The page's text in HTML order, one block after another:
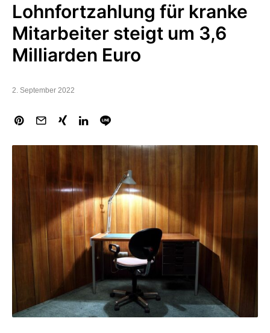
Lohnfortzahlung für kranke
Mitarbeiter steigt um 3,6
Milliarden Euro
2. September 2022